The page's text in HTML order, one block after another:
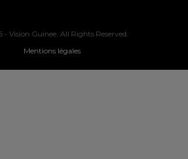
Vision Guinee. All Rights Reserved.
Mentions légales